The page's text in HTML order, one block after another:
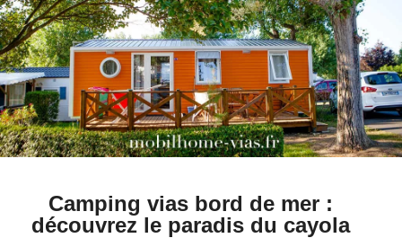
Camping vias bord de mer :
découvrez le paradis du cayola